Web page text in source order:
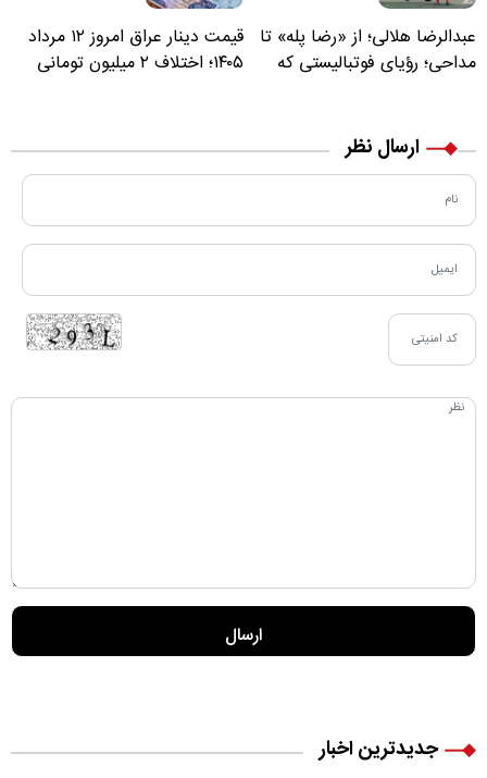
عبدالرضا هلالی؛ از «رضا پله» تا
مداحی؛ رؤیای فوتبالیستی که
قیمت دینار عراق امروز ۱۲ مرداد
۱۴۰۵؛ اختلاف ۲ میلیون تومانی
ارسال نظر
جدیدترین اخبار